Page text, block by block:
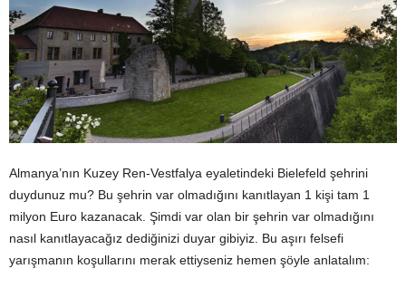
Almanya’nın Kuzey Ren-Vestfalya eyaletindeki Bielefeld şehrini
duydunuz mu? Bu şehrin var olmadığını kanıtlayan 1 kişi tam 1
milyon Euro kazanacak. Şimdi var olan bir şehrin var olmadığını
nasıl kanıtlayacağız dediğinizi duyar gibiyiz. Bu aşırı felsefi
yarışmanın koşullarını merak ettiyseniz hemen şöyle anlatalım: